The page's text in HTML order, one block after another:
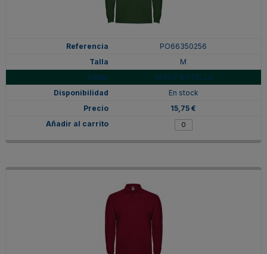
PO66350256
M
VERDE BOTELLA
En stock
15,75 €